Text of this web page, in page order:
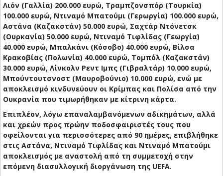
Λιόν (Γαλλία) 200.000 ευρώ, Τραμπζονσπόρ (Τουρκία)
100.000 ευρώ, Ντιναμό Μπατούμι (Γερωργία) 100.000 ευρώ,
Αστάνα (Καζακστάν) 50.000 ευρώ, Σαχτάρ Ντόνετσκ
(Ουρκανία) 50.000 ευρώ, Ντιναμό Τιφλίδας (Γεωργία)
40.000 ευρώ, Μπαλκάνι (Κόσοβο) 40.000 ευρώ, Βίλσα
Κρακοβίας (Πολωνία) 40.000 ευρώ, Τομπόλ (Καζακστάν)
30.000 ευρώ, Λίνκολν Ρεντ Ιμπς (Γιβραλτάρ) 10.000 ευρώ,
Μπούντουτσνοστ (Μαυροβούνιο) 10.000 ευρώ, ενώ με
αποκλεισμό κινδυνεύουν οι Κρίμπας και Πολίσα από την
Ουκρανία που τιμωρήθηκαν με κίτρινη κάρτα.
Επιπλέον, λόγω επαναλαμβανόμενων αδικημάτων, αλλά
και χρεών προς πρώην ποδοσφαιριστές τους που
οφείλονται για περισσότερες από 90 ημέρες, επιβλήθηκε
στις Αστάνα, Ντιναμό Τιφλίδας και Ντιναμό Μπατούμι
αποκλεισμός με αναστολή από τη συμμετοχή στην
επόμενη διασυλλογική διοργάνωση της UEFA.